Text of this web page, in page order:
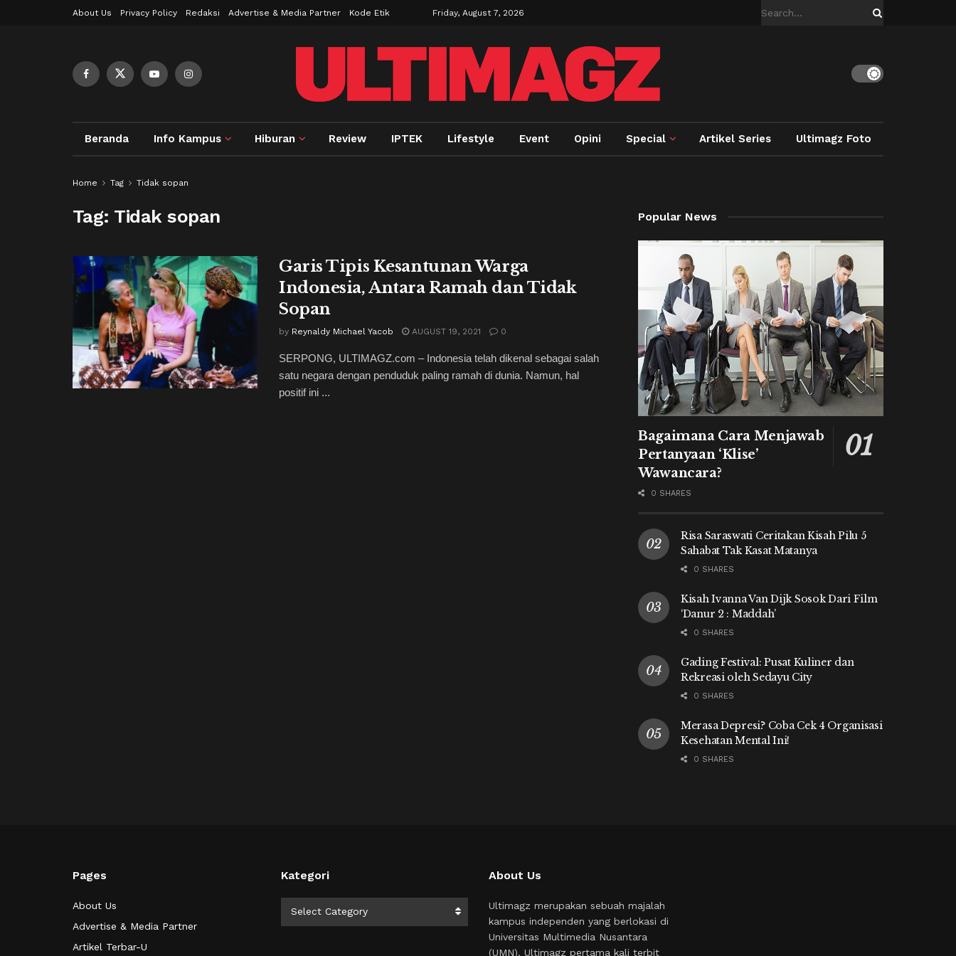
About Us Privacy Policy Redaksi Advertise & Media Partner Kode Etik Friday, August 7, 2026
Beranda Info Kampus Hiburan Review IPTEK Lifestyle Event Opini Special Artikel Series Ultimagz Foto
Home Tag Tidak sopan
Tag: Tidak sopan
Garis Tipis Kesantunan Warga
Indonesia, Antara Ramah dan Tidak
Sopan
by Reynaldy Michael Yacob AUGUST 19, 2021 0
SERPONG, ULTIMAGZ.com – Indonesia telah dikenal sebagai salah
satu negara dengan penduduk paling ramah di dunia. Namun, hal
positif ini ...
Popular News
Bagaimana Cara Menjawab
Pertanyaan ‘Klise’
Wawancara?
0 SHARES
Risa Saraswati Ceritakan Kisah Pilu 5
Sahabat Tak Kasat Matanya
0 SHARES
Kisah Ivanna Van Dijk Sosok Dari Film
‘Danur 2 : Maddah’
0 SHARES
Gading Festival: Pusat Kuliner dan
Rekreasi oleh Sedayu City
0 SHARES
Merasa Depresi? Coba Cek 4 Organisasi
Kesehatan Mental Ini!
0 SHARES
Pages
About Us
Advertise & Media Partner
Artikel Terbar-U
Kategori
Select Category
About Us
Ultimagz merupakan sebuah majalah
kampus independen yang berlokasi di
Universitas Multimedia Nusantara
(UMN). Ultimagz pertama kali terbit